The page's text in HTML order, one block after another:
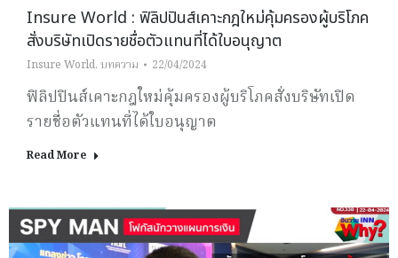
Insure World : ฟิลิปปินส์เคาะกฎใหม่คุ้มครองผู้บริโภค
สั่งบริษัทเปิดรายชื่อตัวแทนที่ได้ใบอนุญาต
Insure World, บทความ 22/04/2024
ฟิลิปปินส์เคาะกฎใหม่คุ้มครองผู้บริโภคสั่งบริษัทเปิด
รายชื่อตัวแทนที่ได้ใบอนุญาต
Read More